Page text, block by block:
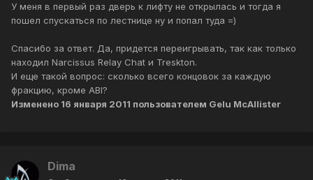
У меня в первый раз дверь к лифту не открылась и тогда я
пошел спускаться по лестнице ну и попал туда =)
Спасибо за ответ. Да, придется переигрывать, так как только
находил Narcissus Relay Chat и Treskton.
И еще такой вопрос: сколько всего концовок за каждую
фракцию, кроме ABI?
Изменено 16 января 2011 пользователем Gelu McAllister
Dima